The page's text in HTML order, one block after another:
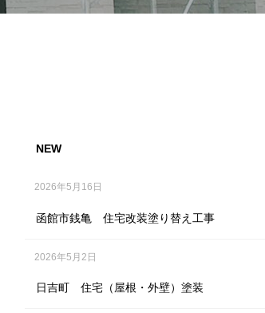
NEW
2026年5月16日
函館市銭亀 住宅改装塗り替え工事
2026年5月2日
日吉町 住宅（屋根・外壁）塗装